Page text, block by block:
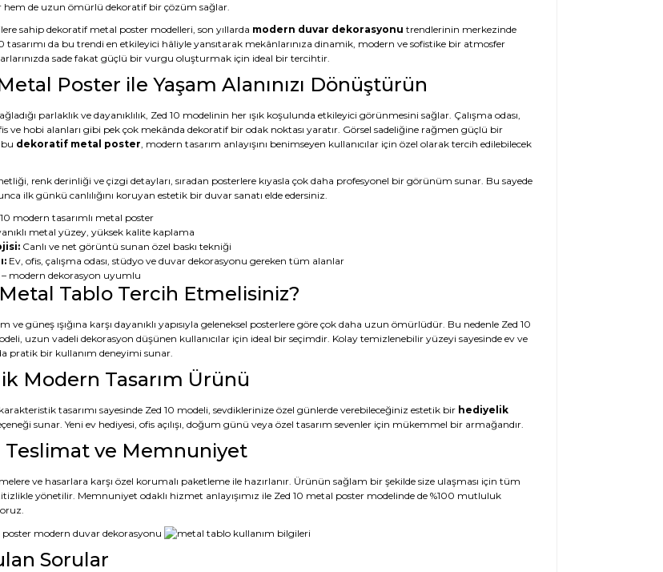
hem de uzun ömürlü dekoratif bir çözüm sağlar.
sahip dekoratif metal poster modelleri, son yıllarda modern duvar dekorasyonu trendlerinin merkezinde
tasarımı da bu trendi en etkileyici hâliyle yansıtarak mekânlarınıza dinamik, modern ve sofistike bir atmosfer
sade fakat güçlü bir vurgu oluşturmak için ideal bir tercihtir.
Poster ile Yaşam Alanınızı Dönüştürün
parlaklık ve dayanıklılık, Zed 10 modelinin her ışık koşulunda etkileyici görünmesini sağlar. Çalışma odası,
ve hobi alanları gibi pek çok mekânda dekoratif bir odak noktası yaratır. Görsel sadeliğine rağmen güçlü bir
dekoratif metal poster, modern tasarım anlayışını benimseyen kullanıcılar için özel olarak tercih edilebilecek
renk derinliği ve çizgi detayları, sıradan posterlere kıyasla çok daha profesyonel bir görünüm sunar. Bu sayede
ilk günkü canlılığını koruyan estetik bir duvar sanatı elde edersiniz.
modern tasarımlı metal poster
metal yüzey, yüksek kalite kaplama
Canlı ve net görüntü sunan özel baskı tekniği
Ev, ofis, çalışma odası, stüdyo ve duvar dekorasyonu gereken tüm alanlar
modern dekorasyon uyumlu
Tablo Tercih Etmelisiniz?
ve güneş ışığına karşı dayanıklı yapısıyla geleneksel posterlere göre çok daha uzun ömürlüdür. Bu nedenle Zed 10
uzun vadeli dekorasyon düşünen kullanıcılar için ideal bir seçimdir. Kolay temizlenebilir yüzeyi sayesinde ev ve
pratik bir kullanım deneyimi sunar.
Modern Tasarım Ürünü
tasarımı sayesinde Zed 10 modeli, sevdiklerinize özel günlerde verebileceğiniz estetik bir hediyelik
sunar. Yeni ev hediyesi, ofis açılışı, doğum günü veya özel tasarım sevenler için mükemmel bir armağandır.
Teslimat ve Memnuniyet
ve hasarlara karşı özel korumalı paketleme ile hazırlanır. Ürünün sağlam bir şekilde size ulaşması için tüm
yönetilir. Memnuniyet odaklı hizmet anlayışımız ile Zed 10 metal poster modelinde de %100 mutluluk
Sorular